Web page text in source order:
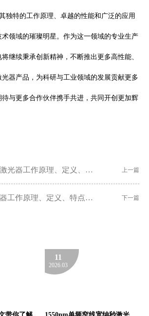
独特的工作原理、卓越的性能和广泛的应用
领域的璀璨明星。作为这一领域的专业生产
将继续秉承创新精神，不断推出更多高性能、
器产品，为科研与工业领域的发展贡献更多
与更多合作伙伴携手共进，共同开创更加辉
上一篇
原理、定义、特点及应用范围全解析
下一篇
原理、定义、特点与应用全揭秘
带你了解
11
2026.03
1550nm单频窄线宽纳秒激光